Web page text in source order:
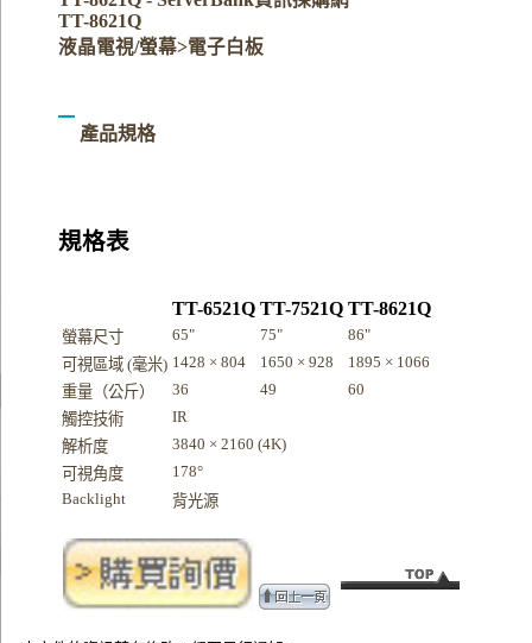
TT-8621Q
液晶電視/螢幕>電子白板
產品規格
規格表
TT-6521Q TT-7521Q TT-8621Q
螢幕尺寸 65" 75"
86"
可視區域 (毫米) 1428 × 804 1650 × 928
1895 × 1066
重量（公斤）
36 49
60
觸控技術
IR
解析度
3840 × 2160 (4K)
可視角度
178°
Backlight
背光源